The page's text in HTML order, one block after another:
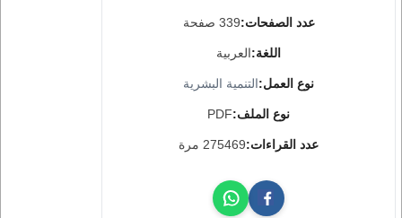
عدد الصفحات:339 صفحة
اللغة:العربية
نوع العمل:التنمية البشرية
نوع الملف:PDF
عدد القراءات:275469 مرة